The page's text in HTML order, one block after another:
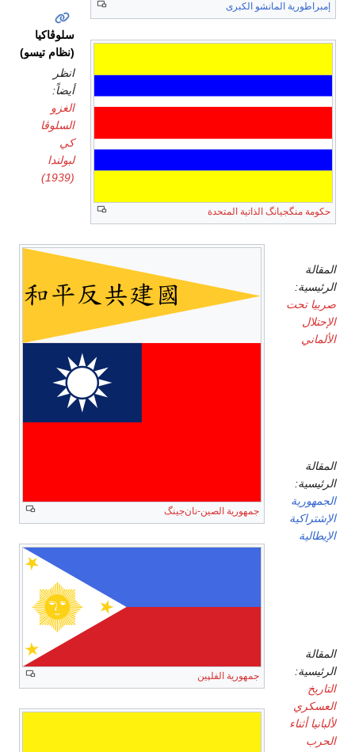
إمبراطورية المانشو الكبرى
حكومة منگجيانگ الذاتية المتحدة
جمهورية الصين-نان‌جينگ
جمهورية الفلپين
سلوڤاكيا
(نظام تيسو)
انظر
أيضاً:
الغزو
السلوڤا
كي
لبولندا
(1939)
صربيا
المقالة
الرئيسية:
صربيا تحت
الإحتلال
الألماني
المقالة
الرئيسية:
الجمهورية
الإشتراكية
الإيطالية
المقالة
الرئيسية:
التاريخ
العسكري
لألبانيا أثناء
الحرب